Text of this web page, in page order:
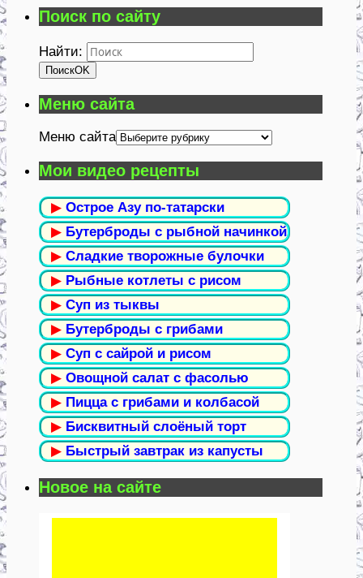
Поиск по сайту
Найти:
ПоискOK
Меню сайта
Меню сайта
Мои видео рецепты
▶ Острое Азу по-татарски
▶ Бутерброды с рыбной начинкой
▶ Сладкие творожные булочки
▶ Рыбные котлеты с рисом
▶ Суп из тыквы
▶ Бутерброды с грибами
▶ Суп с сайрой и рисом
▶ Овощной салат с фасолью
▶ Пицца с грибами и колбасой
▶ Бисквитный слоёный торт
▶ Быстрый завтрак из капусты
Новое на сайте